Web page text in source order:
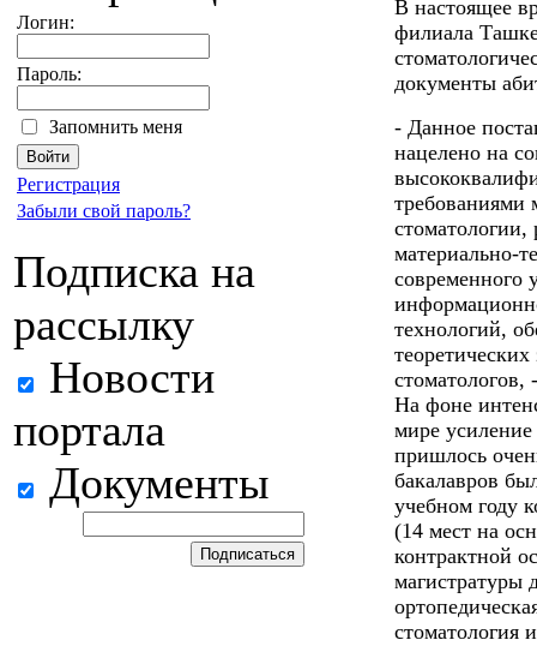
Логин:
Пароль:
Запомнить меня
Регистрация
Забыли свой пароль?
Подписка на
рассылку
Новости
портала
Документы
В настоящее
филиала
документы
- Данное
нацелено на
требованиями
стоматологии,
материально-
современного
технологий,
На фоне
мире
пришлось
бакалавров
учебном году
(14 мест на
контрактной
магистратуры
стоматология